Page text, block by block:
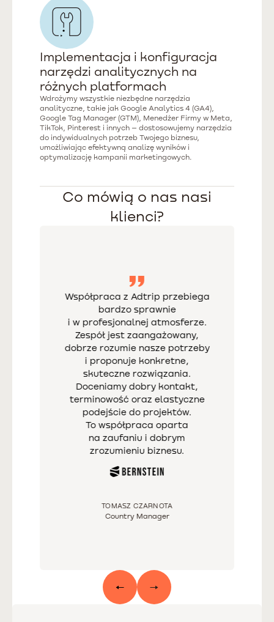
Implementacja i konfiguracja
narzędzi analitycznych na
różnych platformach
Wdrożymy wszystkie niezbędne narzędzia
analityczne, takie jak Google Analytics 4 (GA4),
Google Tag Manager (GTM), Menedżer Firmy w Meta,
TikTok, Pinterest i innych – dostosowujemy narzędzia
do indywidualnych potrzeb Twojego biznesu,
umożliwiając efektywną analizę wyników i
optymalizację kampanii marketingowych.
Co mówią o nas nasi
klienci?
Współpraca z Adtrip przebiega
bardzo sprawnie
i w profesjonalnej atmosferze.
Zespół jest zaangażowany,
dobrze rozumie nasze potrzeby
i proponuje konkretne,
skuteczne rozwiązania.
Doceniamy dobry kontakt,
terminowość oraz elastyczne
podejście do projektów.
To współpraca oparta
na zaufaniu i dobrym
zrozumieniu biznesu.
TOMASZ CZARNOTA
Country Manager